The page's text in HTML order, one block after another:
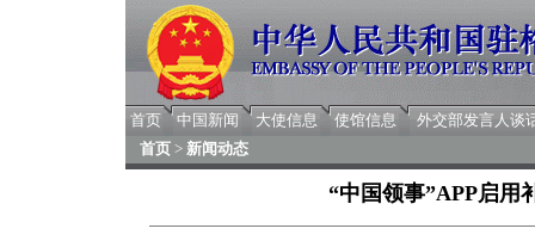
首页 中国新闻 大使信息 使馆信息
外交部发言人谈
首页 > 新闻动态
“中国领事”APP启用